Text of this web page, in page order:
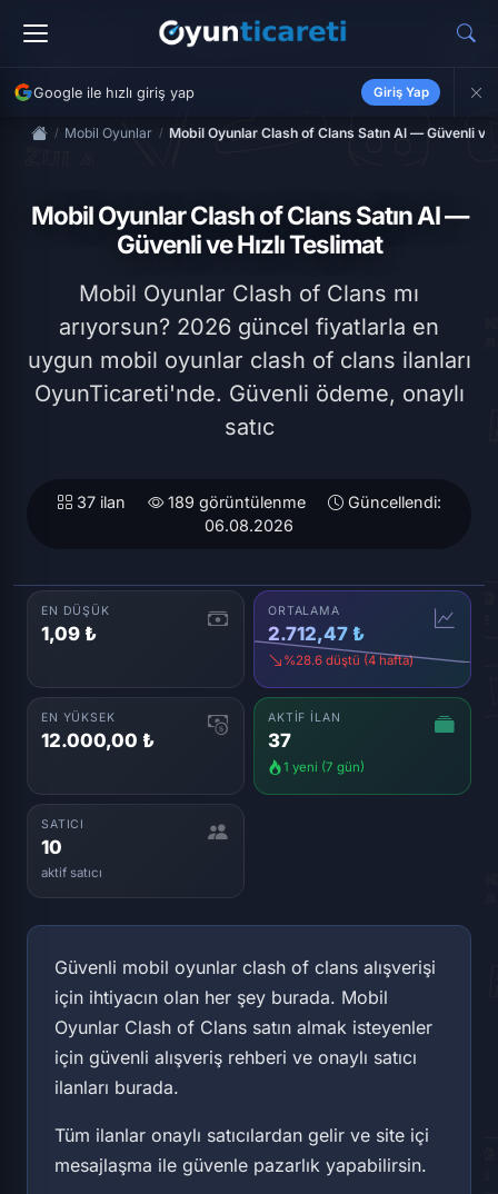
Google ile hızlı giriş yap Giriş Yap
Mobil Oyunlar Mobil Oyunlar Clash of Clans Satın Al — Güvenli ve
Mobil Oyunlar Clash of Clans Satın Al —
Güvenli ve Hızlı Teslimat
Mobil Oyunlar Clash of Clans mı
arıyorsun? 2026 güncel fiyatlarla en
uygun mobil oyunlar clash of clans ilanları
OyunTicareti'nde. Güvenli ödeme, onaylı
satıc
37 ilan 189 görüntülenme
Güncellendi:
06.08.2026
EN DÜŞÜK
1,09 ₺
ORTALAMA
2.712,47 ₺
%28.6 düştü (4 hafta)
EN YÜKSEK
12.000,00 ₺
AKTIF İLAN
37
1 yeni (7 gün)
SATICI
10
aktif satıcı
Güvenli mobil oyunlar clash of clans alışverişi
için ihtiyacın olan her şey burada. Mobil
Oyunlar Clash of Clans satın almak isteyenler
için güvenli alışveriş rehberi ve onaylı satıcı
ilanları burada.
Tüm ilanlar onaylı satıcılardan gelir ve site içi
mesajlaşma ile güvenle pazarlık yapabilirsin.